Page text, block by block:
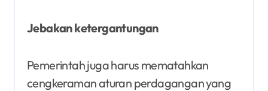
Jebakan ketergantungan
Pemerintah juga harus mematahkan
cengkeraman aturan perdagangan yang